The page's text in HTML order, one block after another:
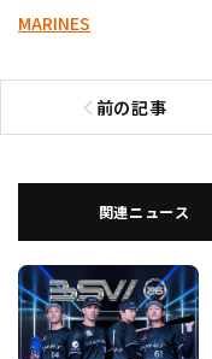
MARINES
前の記事
前の記事へ
関連ニュース